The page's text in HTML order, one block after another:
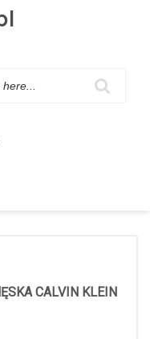
CALVIN KLEIN